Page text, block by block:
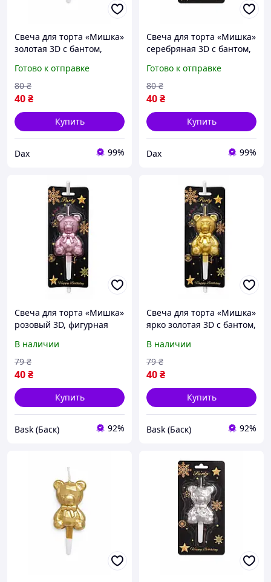
Свеча для торта «Мишка»
золотая 3D с бантом,
медвежонок, стильный
праздничный декор на
день рождения dax
Готово к отправке
40₴
80 ₴
Купить
Dax 99%
Свеча для торта «Мишка»
серебряная 3D с бантом,
медвежонок, стильный
праздничный декор на
день рождения dax
Готово к отправке
40₴
80 ₴
Купить
Dax 99%
Свеча для торта «Мишка»
розовый 3D, фигурная
стильный праздничный
декор на день рождения
bas
В наличии
40₴
79 ₴
Купить
Bask (Баск) 92%
Свеча для торта «Мишка»
ярко золотая 3D с бантом,
медвежонок, стильный
праздничный декор на
день рождения bas
В наличии
40₴
79 ₴
Купить
Bask (Баск) 92%